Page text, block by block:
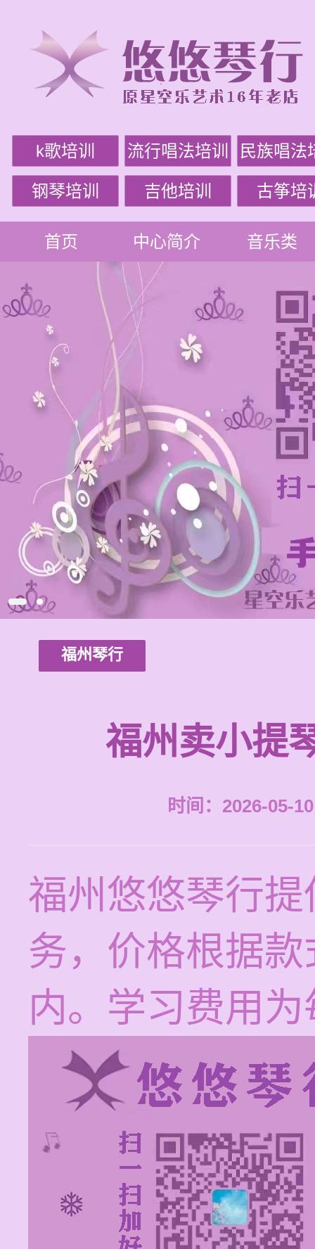
k歌培训 流行唱法培训 民族唱法
钢琴培训 吉他培训 古筝培
首页 中心简介 音乐类
福州琴行
福州卖小提
时间：2026-05-
福州悠悠琴行
务，价格根据
内。学习费用